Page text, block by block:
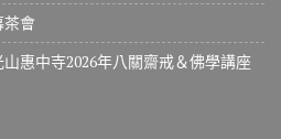
茶會
惠中寺2026年八關齋戒＆佛學講座